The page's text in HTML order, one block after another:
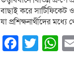
বাছাই করে সার্টিফিকেট
যা প্রশিক্ষনার্থীদের